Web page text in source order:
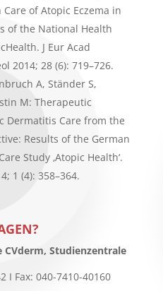
of Atopic Eczema in
of the National Health
J Eur Acad
2014; 28 (6): 719–726.
A, Ständer S,
M: Therapeutic
Dermatitis Care from the
Results of the German
Study ‚Atopic Health‘.
1 (4): 358–364.
CVderm, Studienzentrale
I Fax: 040-7410-40160